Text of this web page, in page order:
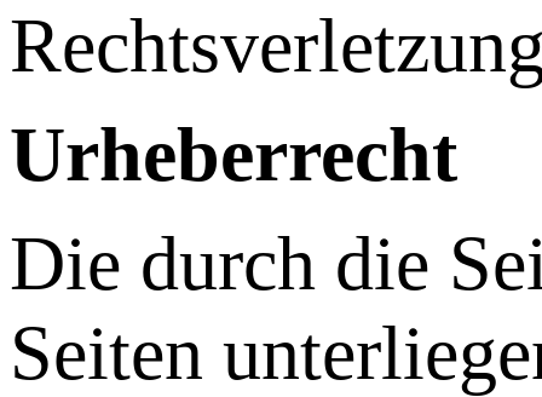
Urheberrecht
Die durch die
Seiten